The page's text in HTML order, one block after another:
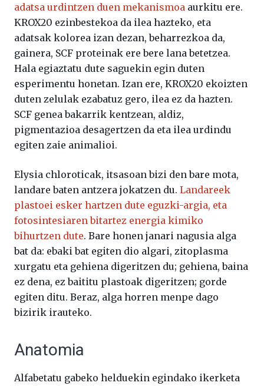
adatsa urdintzen duen mekanismoa aurkitu ere.
KROX20 ezinbestekoa da ilea hazteko, eta
adatsak kolorea izan dezan, beharrezkoa da,
gainera, SCF proteinak ere bere lana betetzea.
Hala egiaztatu dute saguekin egin duten
esperimentu honetan. Izan ere, KROX20 ekoizten
duten zelulak ezabatuz gero, ilea ez da hazten.
SCF genea bakarrik kentzean, aldiz,
pigmentazioa desagertzen da eta ilea urdindu
egiten zaie animalioi.
Elysia chloroticak, itsasoan bizi den bare mota,
landare baten antzera jokatzen du. Landareek
plastoei esker hartzen dute eguzki-argia, eta
fotosintesiaren bitartez energia kimiko
bihurtzen dute. Bare honen janari nagusia alga
bat da: ebaki bat egiten dio algari, zitoplasma
xurgatu eta gehiena digeritzen du; gehiena, baina
ez dena, ez baititu plastoak digeritzen; gorde
egiten ditu. Beraz, alga horren menpe dago
bizirik irauteko.
Anatomia
Alfabetatu gabeko helduekin egindako ikerketa